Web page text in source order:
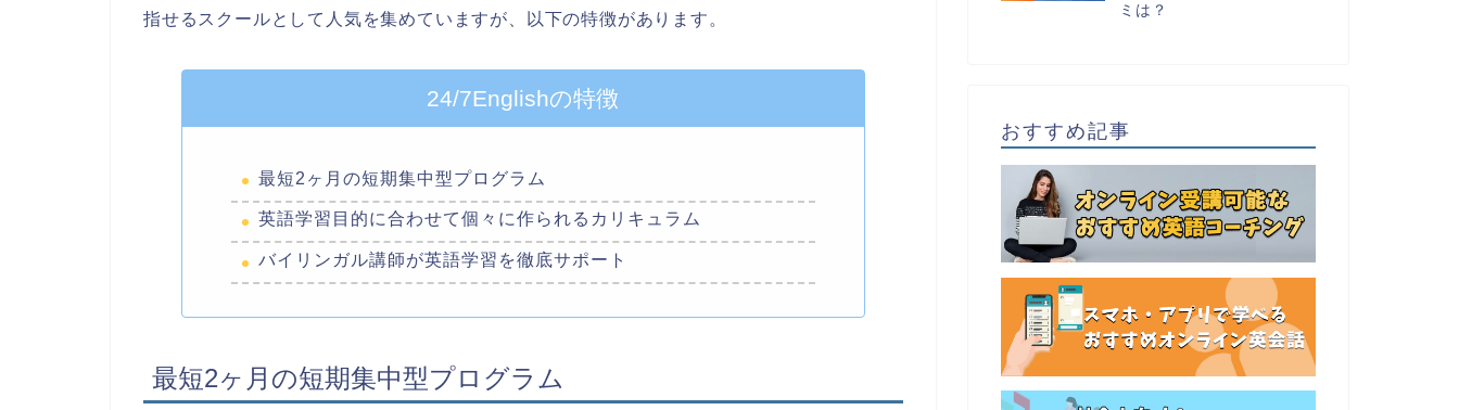
指せるスクールとして人気を集めていますが、以下の特徴があります。
24/7Englishの特徴
最短2ヶ月の短期集中型プログラム
英語学習目的に合わせて個々に作られるカリキュラム
バイリンガル講師が英語学習を徹底サポート
最短2ヶ月の短期集中型プログラム
ミは？
おすすめ記事